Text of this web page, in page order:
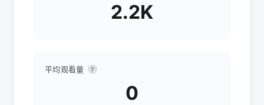
2.2K
平均观看量 ?
0